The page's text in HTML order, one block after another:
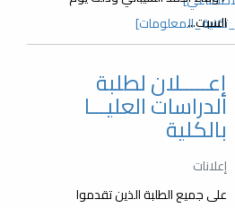
السبت...
إعـــــلان لطلبة
الدراسات العليـــا
بالكلية
إعلانات
على جميع الطلبة الذين تقدموا